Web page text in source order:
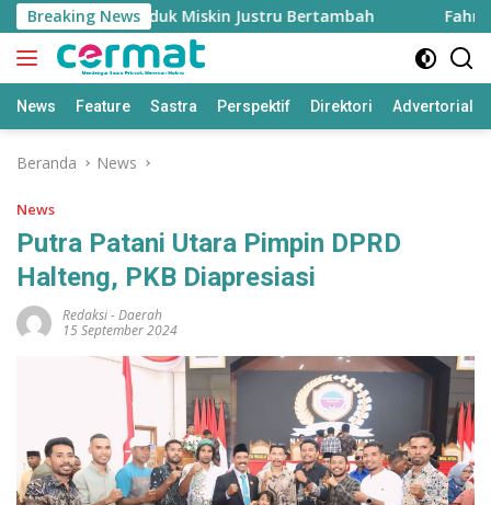
Langsung
ke
konten
Breaking News
Penduduk Miskin Justru Bertambah Fahreza
News Feature Sastra Perspektif Direktori Advertorial
Beranda News
News
Putra Patani Utara Pimpin DPRD
Halteng, PKB Diapresiasi
Redaksi-Daerah
15 September 2024